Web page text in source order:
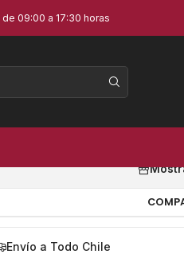
09:00 a 17:30 horas
Envío a Todo Chile